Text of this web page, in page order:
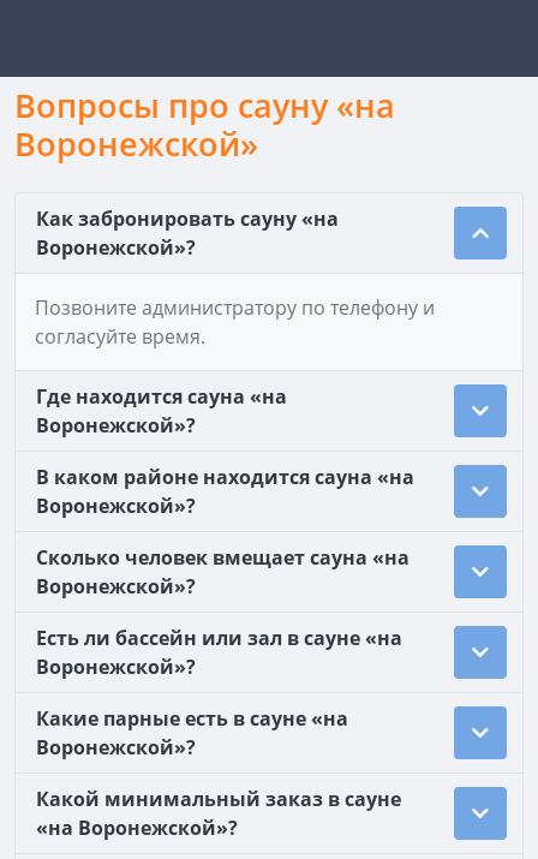
Вопросы про сауну «на
Воронежской»
Как забронировать сауну «на
Воронежской»?
Позвоните администратору по телефону и
согласуйте время.
Где находится сауна «на
Воронежской»?
В каком районе находится сауна «на
Воронежской»?
Сколько человек вмещает сауна «на
Воронежской»?
Есть ли бассейн или зал в сауне «на
Воронежской»?
Какие парные есть в сауне «на
Воронежской»?
Какой минимальный заказ в сауне
«на Воронежской»?